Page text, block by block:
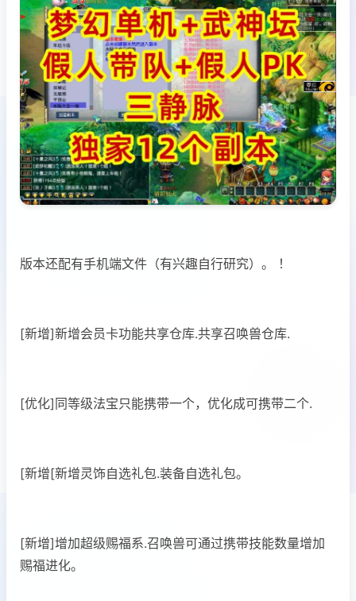
版本还配有手机端文件（有兴趣自行研究）。 ！
[新增]新增会员卡功能共享仓库.共享召唤兽仓库.
[优化]同等级法宝只能携带一个，优化成可携带二个.
[新增[新增灵饰自选礼包.装备自选礼包。
[新增]增加超级赐福系.召唤兽可通过携带技能数量增加
赐福进化。